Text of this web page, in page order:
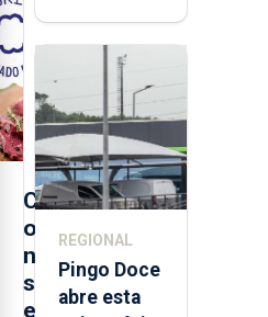
C
o
n
s
e
Verão até
setembro
REGIONAL
Pingo Doce
abre esta